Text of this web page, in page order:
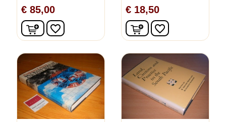
€ 85,00
In winkelwagen
favorite_border
€ 18,50
In winkelwagen
favorite_border